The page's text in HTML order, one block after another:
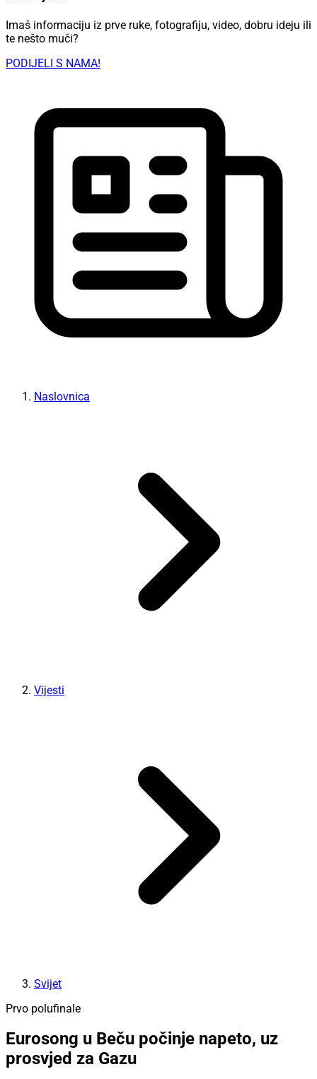
Imaš informaciju iz prve ruke, fotografiju, video, dobru ideju ili
te nešto muči?
PODIJELI S NAMA!
Naslovnica
Vijesti
Svijet
Prvo polufinale
Eurosong u Beču počinje napeto, uz
prosvjed za Gazu